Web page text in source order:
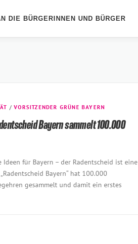
DIE BÜRGERINNEN UND BÜRGER
/VORSITZENDER GRÜNE BAYERN
Bayern sammelt 100.000
Ideen für Bayern – der Radentscheid ist eine
Bayern“ hat 100.000
gesammelt und damit ein erstes